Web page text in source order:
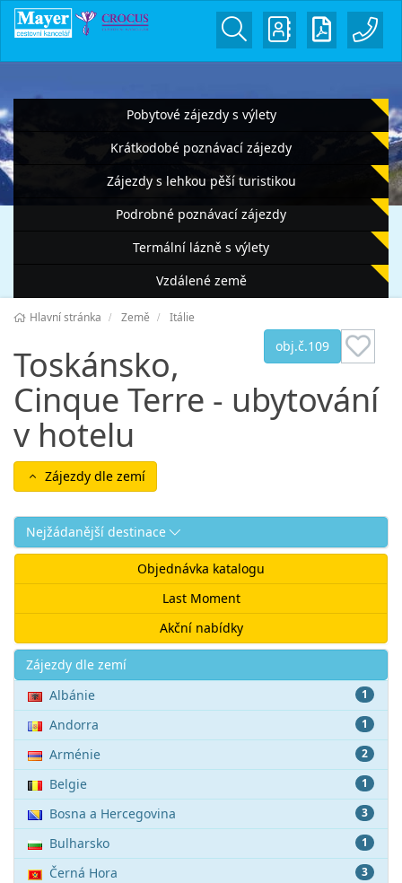
Pobytové zájezdy s výlety
Krátkodobé poznávací zájezdy
Zájezdy s lehkou pěší turistikou
Podrobné poznávací zájezdy
Termální lázně s výlety
Vzdálené země
Hlavní stránka Země Itálie
obj.č.109
Toskánsko,
Cinque Terre - ubytování
v hotelu
Zájezdy dle zemí
Nejžádanější destinace
Objednávka katalogu
Last Moment
Akční nabídky
Akce
Zájezdy dle zemí
1
Albánie
1
Andorra
2
Arménie
1
Belgie
3
Bosna a Hercegovina
1
Bulharsko
3
Černá Hora